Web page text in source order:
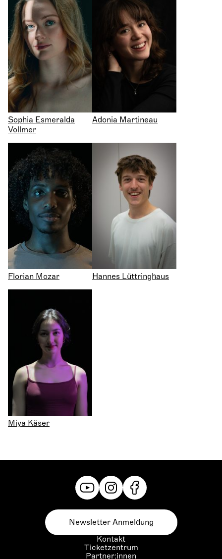
Sophia Esmeralda
Vollmer
Adonia Martineau
Florian Mozar Hannes Lüttringhaus
Miya Käser
Kontakt
Ticketzentrum
Partner:innen
Newsletter Anmeldung